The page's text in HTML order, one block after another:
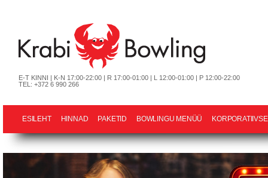
E-T KINNI | K-N 17:00-22:00 | R 17:00-01:00 | L 12:00-01:00 | P 12:00-22:00
TEL: +372 6 990 266
ESILEHT HINNAD PAKETID BOWLINGU MENÜÜ